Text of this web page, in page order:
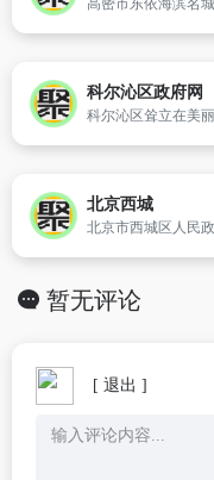
科尔沁区政府网
北京西城
暂无评论
[ 退出 ]